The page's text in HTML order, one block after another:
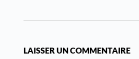
LAISSER UN COMMENTAIRE